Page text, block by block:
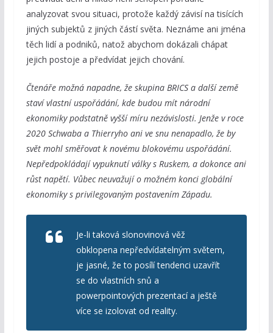
analyzovat svou situaci, protože každý závisí na tisících
jiných subjektů z jiných částí světa. Neznáme ani jména
těch lidí a podniků, natož abychom dokázali chápat
jejich postoje a předvídat jejich chování.
Čtenáře možná napadne, že skupina BRICS a další země
staví vlastní uspořádání, kde budou mít národní
ekonomiky podstatně vyšší míru nezávislosti. Jenže v roce
2020 Schwaba a Thierryho ani ve snu nenapadlo, že by
svět mohl směřovat k novému blokovému uspořádání.
Nepředpokládají vypuknutí války s Ruskem, a dokonce ani
růst napětí. Vůbec neuvažují o možném konci globální
ekonomiky s privilegovaným postavením Západu.
Je-li taková slonovinová věž
obklopena nepředvídatelným světem,
je jasné, že to posílí tendenci uzavřít
se do vlastních snů a
powerpointových prezentací a ještě
více se izolovat od reality.